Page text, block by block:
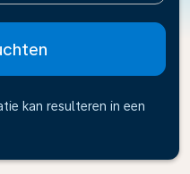
kan resulteren in een